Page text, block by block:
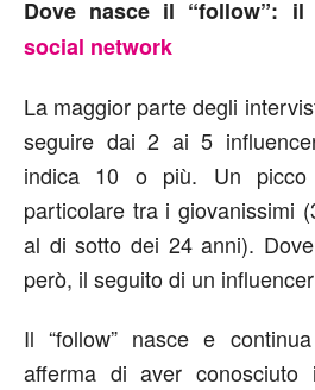
Dove nasce il “follow”:
social network
La maggior parte degli
seguire dai 2 ai 5
indica 10 o più. Un
particolare tra i giovanissimi
al di sotto dei 24 anni).
però, il seguito di un
Il “follow” nasce e
afferma di aver conosciuto